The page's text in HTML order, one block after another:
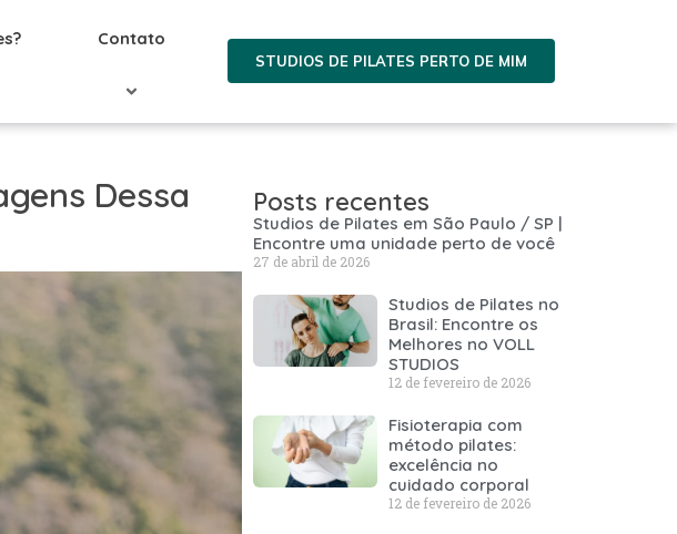
Contato
STUDIOS DE PILATES PERTO DE MIM
Dessa Posts recentes
Studios de Pilates em São Paulo / SP |
Encontre uma unidade perto de você
27 de abril de 2026
Studios de Pilates no
Brasil: Encontre os
Melhores no VOLL
STUDIOS
12 de fevereiro de 2026
Fisioterapia com
método pilates:
excelência no
cuidado corporal
12 de fevereiro de 2026